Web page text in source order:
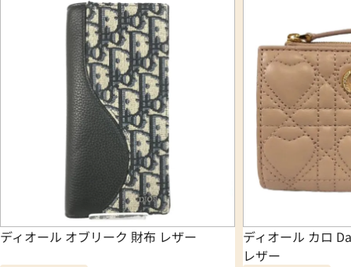
ディオール オブリーク 財布 レザー
ディオール カロ
レザー